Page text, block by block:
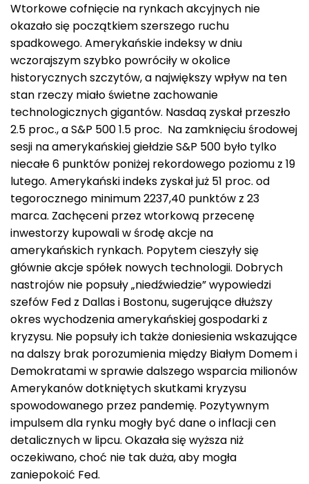
Wtorkowe cofnięcie na rynkach akcyjnych nie
okazało się początkiem szerszego ruchu
spadkowego. Amerykańskie indeksy w dniu
wczorajszym szybko powróciły w okolice
historycznych szczytów, a największy wpływ na ten
stan rzeczy miało świetne zachowanie
technologicznych gigantów. Nasdaq zyskał przeszło
2.5 proc., a S&P 500 1.5 proc. Na zamknięciu środowej
sesji na amerykańskiej giełdzie S&P 500 było tylko
niecałe 6 punktów poniżej rekordowego poziomu z 19
lutego. Amerykański indeks zyskał już 51 proc. od
tegorocznego minimum 2237,40 punktów z 23
marca. Zachęceni przez wtorkową przecenę
inwestorzy kupowali w środę akcje na
amerykańskich rynkach. Popytem cieszyły się
głównie akcje spółek nowych technologii. Dobrych
nastrojów nie popsuły „niedźwiedzie” wypowiedzi
szefów Fed z Dallas i Bostonu, sugerujące dłuższy
okres wychodzenia amerykańskiej gospodarki z
kryzysu. Nie popsuły ich także doniesienia wskazujące
na dalszy brak porozumienia między Białym Domem i
Demokratami w sprawie dalszego wsparcia milionów
Amerykanów dotkniętych skutkami kryzysu
spowodowanego przez pandemię. Pozytywnym
impulsem dla rynku mogły być dane o inflacji cen
detalicznych w lipcu. Okazała się wyższa niż
oczekiwano, choć nie tak duża, aby mogła
zaniepokoić Fed.